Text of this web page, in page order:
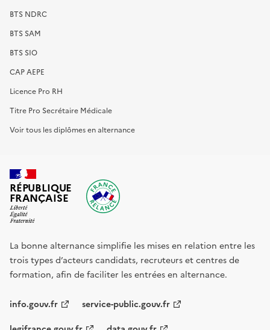
BTS NDRC
BTS SAM
BTS SIO
CAP AEPE
Licence Pro RH
Titre Pro Secrétaire Médicale
Voir tous les diplômes en alternance
RÉPUBLIQUE
FRANÇAISE
La bonne alternance simplifie les mises en relation entre les
trois types d’acteurs candidats, recruteurs et centres de
formation, afin de faciliter les entrées en alternance.
info.gouv.fr service-public.gouv.fr